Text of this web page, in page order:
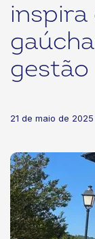
gestão
21 de maio de 2025